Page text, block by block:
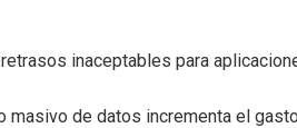
inaceptables para
masivo de datos incrementa el gasto